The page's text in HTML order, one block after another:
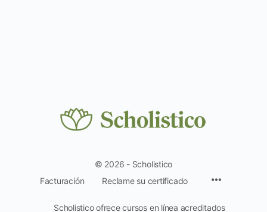
© 2026 - Scholistico
Facturación
Reclame su certificado
Scholistico ofrece cursos en línea acreditados